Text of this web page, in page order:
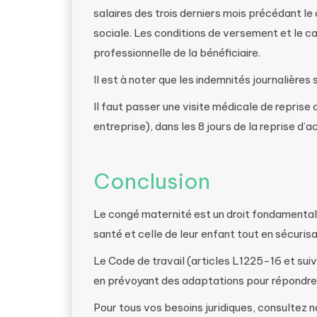
salaires des trois derniers mois précédant
sociale. Les conditions de versement et le
professionnelle de la bénéficiaire.
Il est à noter que les indemnités journalières
Il faut passer une visite médicale de
entreprise), dans les 8 jours de la reprise
Conclusion
Le congé maternité est un droit
santé et celle de leur enfant tout en
Le Code de travail (articles L1225-16 et
en prévoyant des adaptations pour
Pour tous vos besoins juridiques, consultez